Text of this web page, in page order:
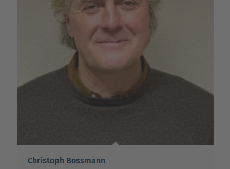
Christoph Bossmann